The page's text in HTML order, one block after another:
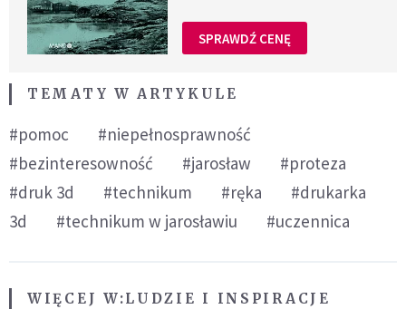
SPRAWDŹ CENĘ
TEMATY W ARTYKULE
#pomoc
#niepełnosprawność
#bezinteresowność
#jarosław
#proteza
#druk 3d
#technikum #ręka
#drukarka
3d
#technikum w jarosławiu #uczennica
WIĘCEJ W:LUDZIE I INSPIRACJE